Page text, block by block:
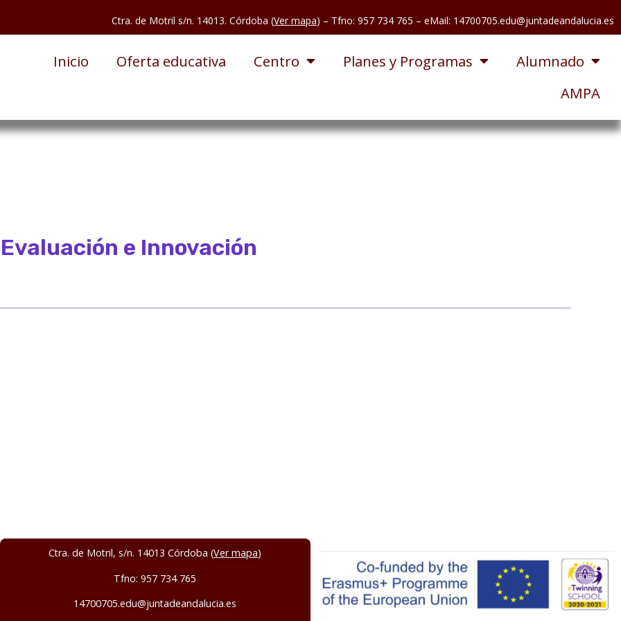
Ctra. de Motril s/n. 14013. Córdoba (Ver mapa) – Tfno: 957 734 765 – eMail: 14700705.edu@juntadeandalucia.es
Inicio Oferta educativa Centro Planes y Programas
Alumnado
AMPA
e Innovación
Ctra. de Motril, s/n. 14013 Córdoba (Ver mapa)
Tfno: 957 734 765
14700705.edu@juntadeandalucia.es